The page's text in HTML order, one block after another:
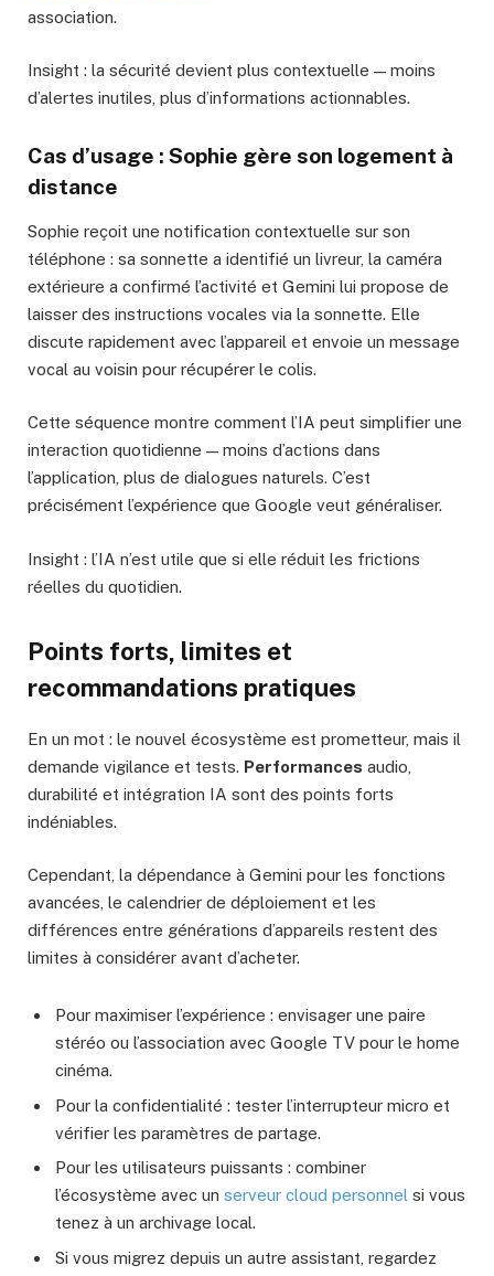
association.
Insight : la sécurité devient plus contextuelle — moins
d’alertes inutiles, plus d’informations actionnables.
Cas d’usage : Sophie gère son logement à
distance
Sophie reçoit une notification contextuelle sur son
téléphone : sa sonnette a identifié un livreur, la caméra
extérieure a confirmé l’activité et Gemini lui propose de
laisser des instructions vocales via la sonnette. Elle
discute rapidement avec l’appareil et envoie un message
vocal au voisin pour récupérer le colis.
Cette séquence montre comment l’IA peut simplifier une
interaction quotidienne — moins d’actions dans
l’application, plus de dialogues naturels. C’est
précisément l’expérience que Google veut généraliser.
Insight : l’IA n’est utile que si elle réduit les frictions
réelles du quotidien.
Points forts, limites et
recommandations pratiques
En un mot : le nouvel écosystème est prometteur, mais il
demande vigilance et tests. Performances audio,
durabilité et intégration IA sont des points forts
indéniables.
Cependant, la dépendance à Gemini pour les fonctions
avancées, le calendrier de déploiement et les
différences entre générations d’appareils restent des
limites à considérer avant d’acheter.
Pour maximiser l’expérience : envisager une paire
stéréo ou l’association avec Google TV pour le home
cinéma.
Pour la confidentialité : tester l’interrupteur micro et
vérifier les paramètres de partage.
Pour les utilisateurs puissants : combiner
l’écosystème avec un serveur cloud personnel si vous
tenez à un archivage local.
Si vous migrez depuis un autre assistant, regardez